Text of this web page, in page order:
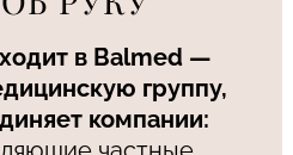
в Balmed —
группу,
компании: